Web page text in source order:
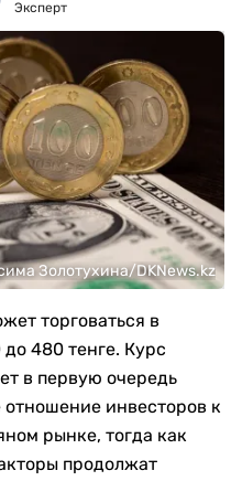
Эксперт
Золотухина/DKNews.kz
торговаться в
480 тенге. Курс
в первую очередь
отношение инвесторов к
рынке, тогда как
продолжат